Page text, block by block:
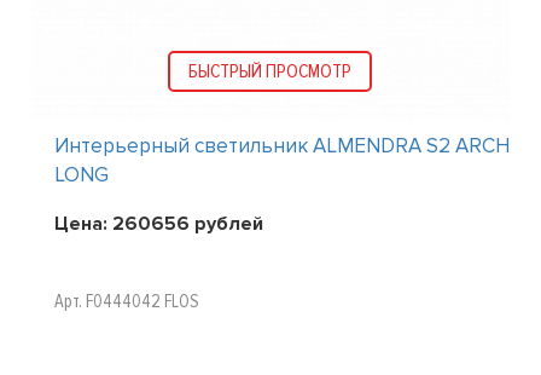
БЫСТРЫЙ ПРОСМОТР
Интерьерный светильник ALMENDRA S2 ARCH
LONG
Цена: 260656 рублей
Арт. F0444042 FLOS